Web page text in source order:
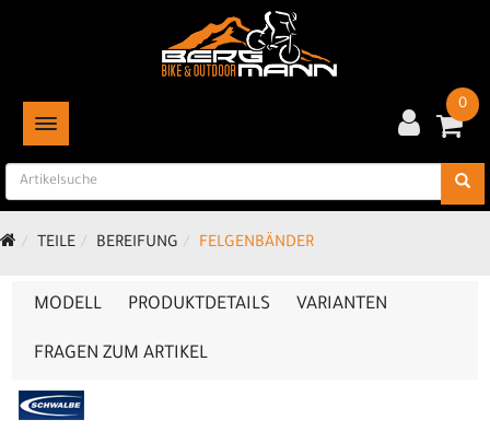
TOGGLE NAVIGATION
0
TEILE BEREIFUNG FELGENBÄNDER
MODELL PRODUKTDETAILS VARIANTEN
FRAGEN ZUM ARTIKEL